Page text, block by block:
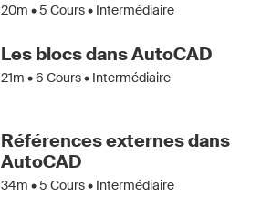
20m •5 Cours • Intermédiaire
Les blocs dans AutoCAD
21m •6 Cours • Intermédiaire
Références externes dans
AutoCAD
34m •5 Cours • Intermédiaire